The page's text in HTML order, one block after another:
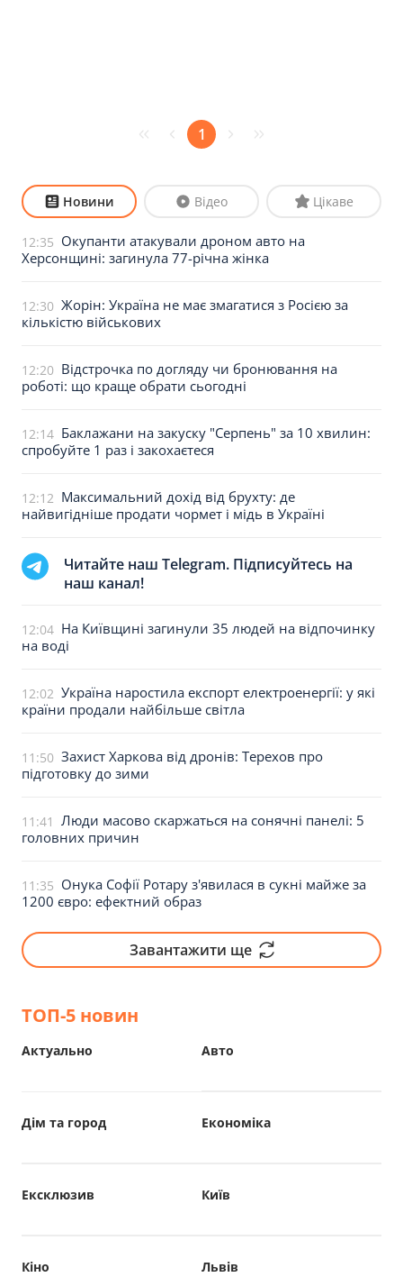
1
Новини Відео Цікаве
12:35 Окупанти атакували дроном авто на
Херсонщині: загинула 77-річна жінка
12:30 Жорін: Україна не має змагатися з Росією за
кількістю військових
12:20 Відстрочка по догляду чи бронювання на
роботі: що краще обрати сьогодні
12:14 Баклажани на закуску "Серпень" за 10 хвилин:
спробуйте 1 раз і закохаєтеся
12:12 Максимальний дохід від брухту: де
найвигідніше продати чормет і мідь в Україні
Читайте наш Telegram. Підписуйтесь на
наш канал!
12:04 На Київщині загинули 35 людей на відпочинку
на воді
12:02 Україна наростила експорт електроенергії: у які
країни продали найбільше світла
11:50 Захист Харкова від дронів: Терехов про
підготовку до зими
11:41 Люди масово скаржаться на сонячні панелі: 5
головних причин
11:35 Онука Софії Ротару з'явилася в сукні майже за
1200 євро: ефектний образ
Завантажити ще
ТОП-5 новин
Авто
Актуально
Дім та город Економіка
Ексклюзив Київ
Кіно Львів